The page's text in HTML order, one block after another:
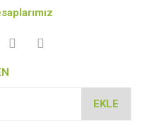
EKLE